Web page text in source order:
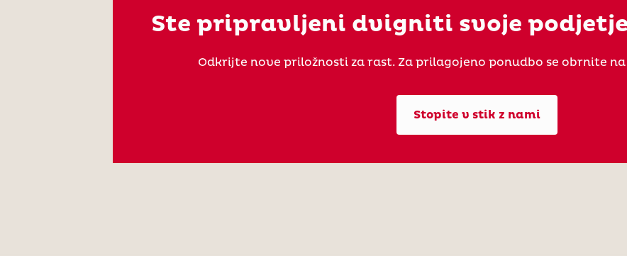
Ste pripravljeni dvigniti svoje
Odkrijte nove priložnosti za rast. Za prilagojeno ponudbo se obrnite
Stopite v stik z nami